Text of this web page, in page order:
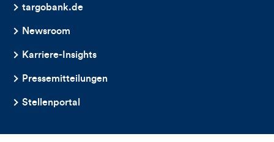
targobank.de
Newsroom
Karriere-Insights
Pressemitteilungen
Stellenportal